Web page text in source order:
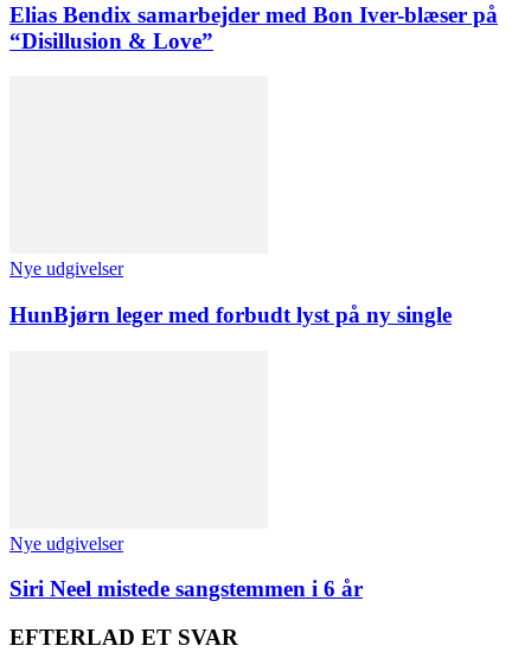
Elias Bendix samarbejder med Bon Iver-blæser på
“Disillusion & Love”
Nye udgivelser
HunBjørn leger med forbudt lyst på ny single
Nye udgivelser
Siri Neel mistede sangstemmen i 6 år
EFTERLAD ET SVAR